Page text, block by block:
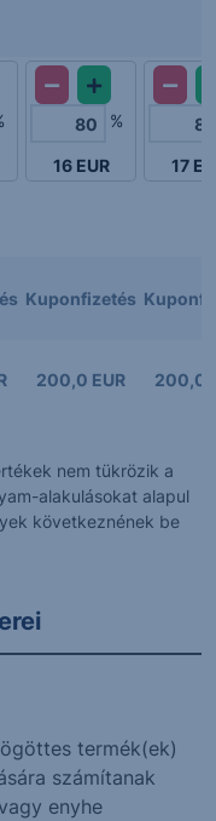
%
16 EUR 17
Kuponfizetés
200,0 EUR 200,0
nem tükrözik a
alakulásokat alapul
következnének be
termék(ek)
számítanak
enyhe